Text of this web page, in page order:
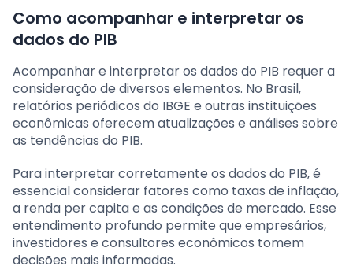
Como acompanhar e interpretar os
dados do PIB
Acompanhar e interpretar os dados do PIB requer a
consideração de diversos elementos. No Brasil,
relatórios periódicos do IBGE e outras instituições
econômicas oferecem atualizações e análises sobre
as tendências do PIB.
Para interpretar corretamente os dados do PIB, é
essencial considerar fatores como taxas de inflação,
a renda per capita e as condições de mercado. Esse
entendimento profundo permite que empresários,
investidores e consultores econômicos tomem
decisões mais informadas.